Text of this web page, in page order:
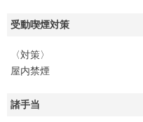
受動喫煙対策
〈対策〉
屋内禁煙
諸手当